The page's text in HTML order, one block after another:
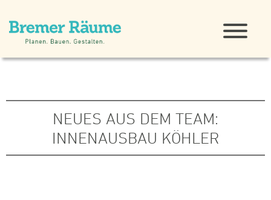
NEUES AUS DEM TEAM:
INNENAUSBAU KÖHLER